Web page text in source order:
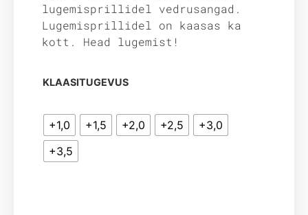
lugemisprillidel vedrusangad.
Lugemisprillidel on kaasas ka
kott. Head lugemist!
KLAASITUGEVUS
+1,0 +1,5 +2,0 +2,5
+3,0
+3,5